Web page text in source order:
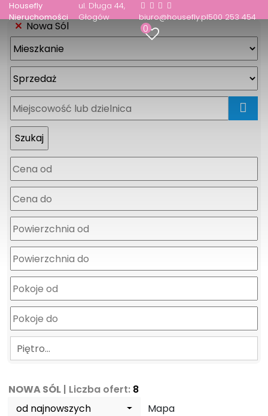
Housefly
Nieruchomości
ul. Długa 44
Głogów
biuro@housefly.pl500 253 454
0
Nowa Sól
Piętro…
NOWA SÓL | Liczba ofert: 8
od najnowszych
Mapa